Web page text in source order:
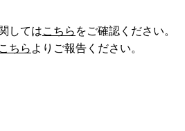
してはこちら をご確認ください。
こちら よりご報告ください。